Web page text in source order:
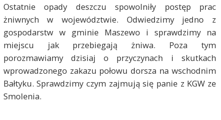
Ostatnie opady deszczu spowolniły postęp prac
żniwnych w województwie. Odwiedzimy jedno z
gospodarstw w gminie Maszewo i sprawdzimy na
miejscu jak przebiegają żniwa. Poza tym
porozmawiamy dzisiaj o przyczynach i skutkach
wprowadzonego zakazu połowu dorsza na wschodnim
Bałtyku. Sprawdzimy czym zajmują się panie z KGW ze
Smolenia.